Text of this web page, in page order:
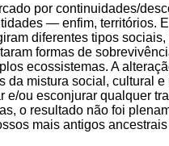
por continuidades/
— enfim, territórios.
diferentes tipos
formas de
ecossistemas. A
mistura social, cultural
ou esconjurar qualquer
o resultado não foi
mais antigos